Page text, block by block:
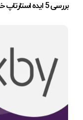
بررسی 5 ایده استارتاپ خلاقانه و پول‌ساز با هوش مصنوعی